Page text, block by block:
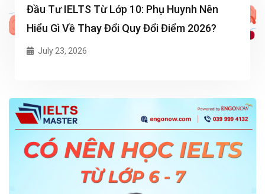
Đầu Tư IELTS Từ Lớp 10: Phụ Huynh Nên
Hiểu Gì Về Thay Đổi Quy Đổi Điểm 2026?
July 23, 2026